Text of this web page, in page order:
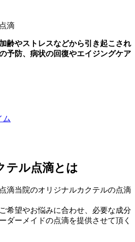
齢やストレスなどから引き起こされ
予防、病状の回復やエイジングケア
ム
テル点滴とは
当院のオリジナルカクテルの点滴
希望やお悩みに合わせ、必要な成分
ダーメイドの点滴を提供させて頂く